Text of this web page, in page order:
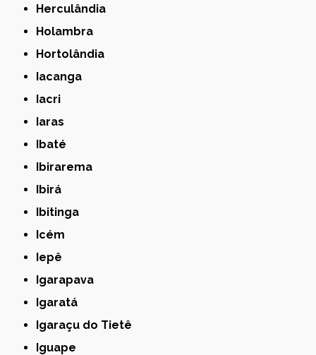
Herculândia
Holambra
Hortolândia
Iacanga
Iacri
Iaras
Ibaté
Ibirarema
Ibirá
Ibitinga
Icém
Iepê
Igarapava
Igaratá
Igaraçu do Tietê
Iguape